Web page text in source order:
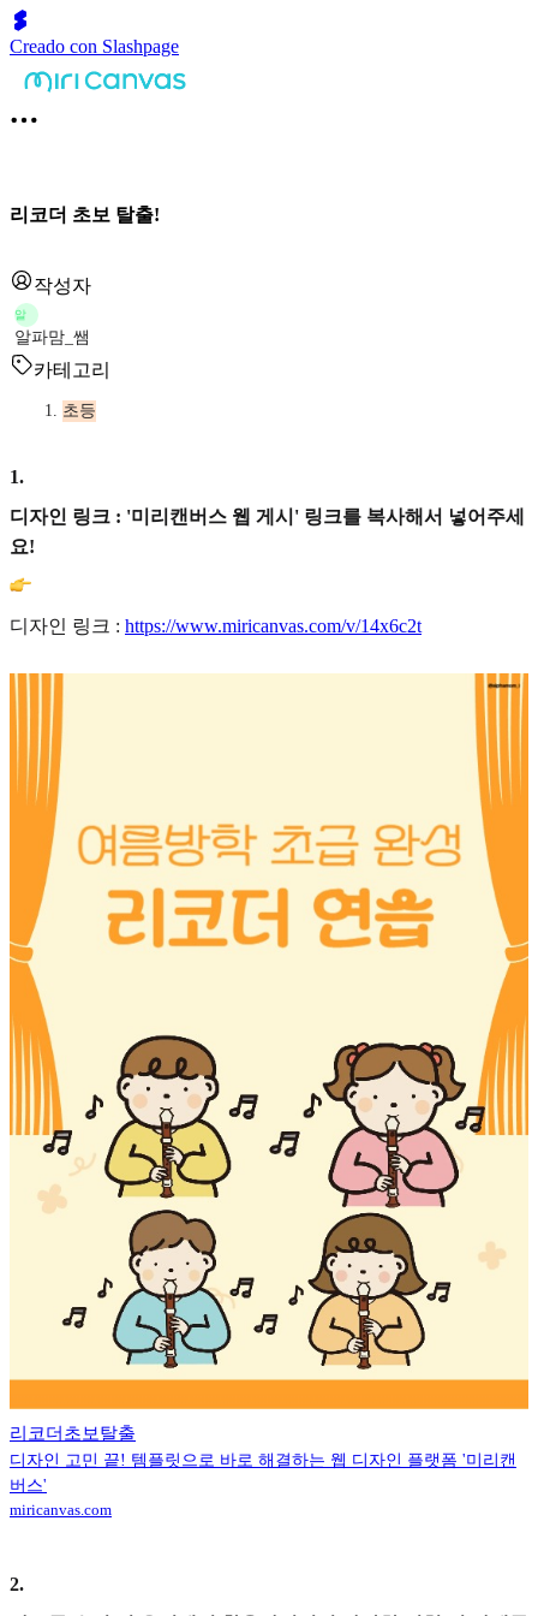
Creado con Slashpage
리코더 초보 탈출!
작성자
알
알파맘_쌤
카테고리
초등
1.
디자인 링크 : '미리캔버스 웹 게시' 링크를 복사해서 넣어주세
요!
디자인 링크 : https://www.miricanvas.com/v/14x6c2t
리코더초보탈출
디자인 고민 끝! 템플릿으로 바로 해결하는 웹 디자인 플랫폼 '미리캔
버스'
miricanvas.com
2.